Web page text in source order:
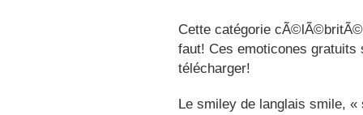
Cette catégorie
faut! Ces emoticones
télécharger!
Le smiley de langlais smile,